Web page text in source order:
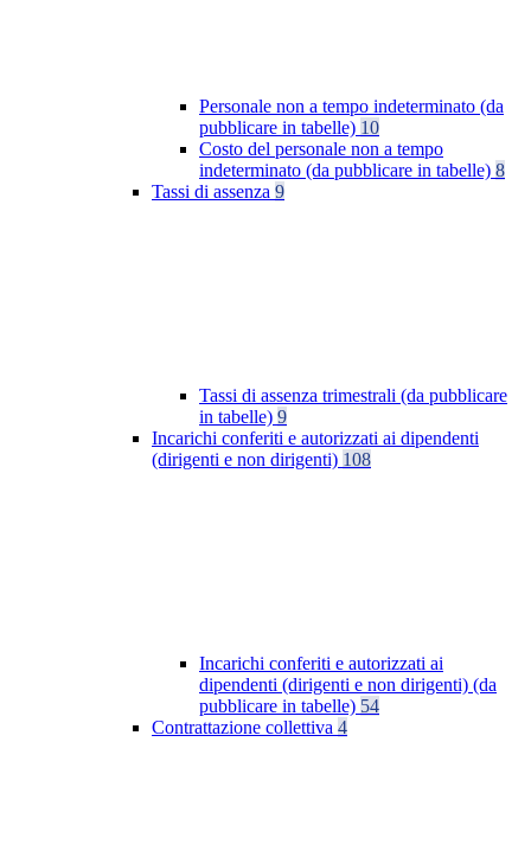
Personale non a tempo indeterminato (da
pubblicare in tabelle) 10
Costo del personale non a tempo
indeterminato (da pubblicare in tabelle) 8
Tassi di assenza 9
Tassi di assenza trimestrali (da pubblicare
in tabelle) 9
Incarichi conferiti e autorizzati ai dipendenti
(dirigenti e non dirigenti) 108
Incarichi conferiti e autorizzati ai
dipendenti (dirigenti e non dirigenti) (da
pubblicare in tabelle) 54
Contrattazione collettiva 4